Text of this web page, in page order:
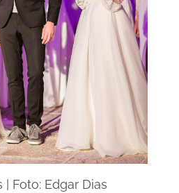
Foto: Edgar Dias